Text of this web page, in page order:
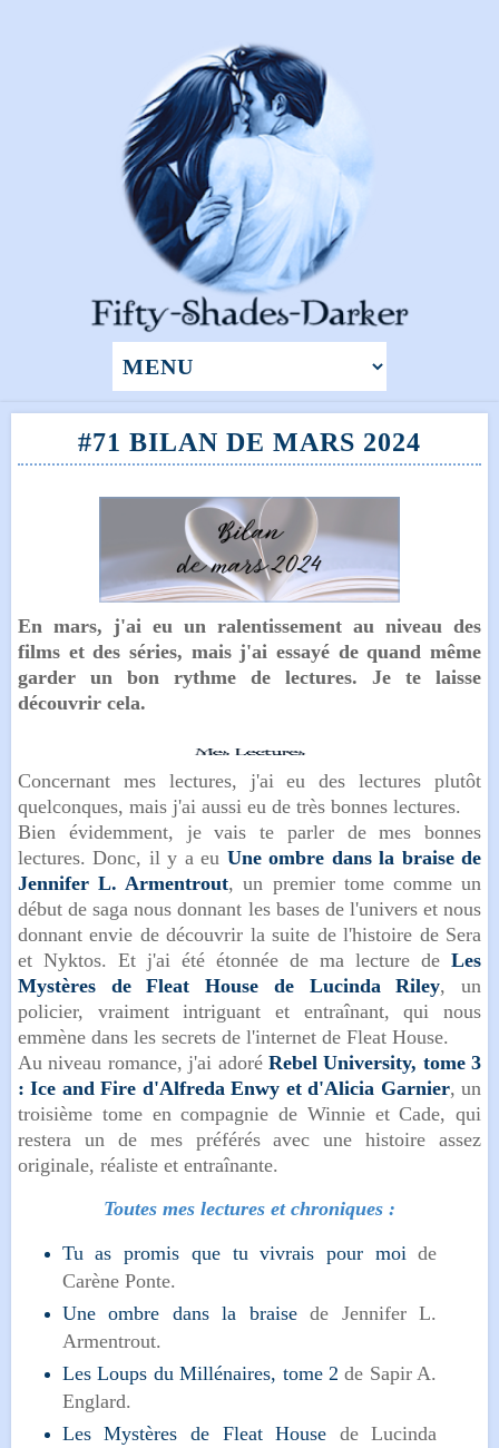
#71 BILAN DE MARS 2024
En mars, j'ai eu un ralentissement au niveau des
films et des séries, mais j'ai essayé de quand même
garder un bon rythme de lectures. Je te laisse
découvrir cela.
Concernant mes lectures, j'ai eu des lectures plutôt
quelconques, mais j'ai aussi eu de très bonnes lectures.
Bien évidemment, je vais te parler de mes bonnes
lectures. Donc, il y a eu Une ombre dans la braise de
Jennifer L. Armentrout, un premier tome comme un
début de saga nous donnant les bases de l'univers et nous
donnant envie de découvrir la suite de l'histoire de Sera
et Nyktos. Et j'ai été étonnée de ma lecture de Les
Mystères de Fleat House de Lucinda Riley, un
policier, vraiment intriguant et entraînant, qui nous
emmène dans les secrets de l'internet de Fleat House.
Au niveau romance, j'ai adoré Rebel University, tome 3
: Ice and Fire d'Alfreda Enwy et d'Alicia Garnier, un
troisième tome en compagnie de Winnie et Cade, qui
restera un de mes préférés avec une histoire assez
originale, réaliste et entraînante.
Toutes mes lectures et chroniques :
Tu as promis que tu vivrais pour moide
Carène Ponte.
Une ombre dans la braisede Jennifer L.
Armentrout.
Les Loups du Millénaires, tome 2 de Sapir A.
Englard.
Les Mystères de Fleat House de Lucinda